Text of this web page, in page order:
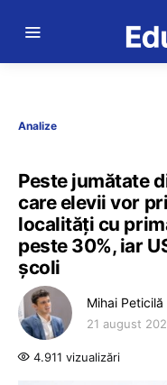
Analize
Peste jumătate
care elevii vor
localități cu
peste 30%, iar
școli
Mihai Peticilă
21 august
4.911 vizualizări